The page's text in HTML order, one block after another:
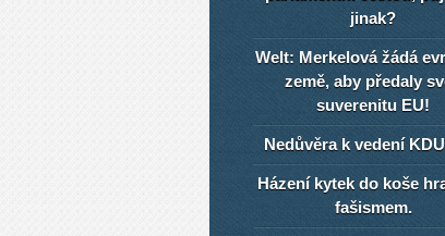
jinak?
Welt: Merkelová žádá
země, aby předaly
suverenitu EU!
Nedůvěra k vedení
Házení kytek do koše
fašismem.